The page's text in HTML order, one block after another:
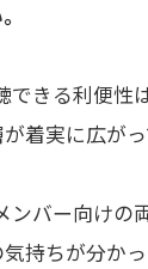
できる利便性
着実に広がっ
ンバー向けの
持ちが分か